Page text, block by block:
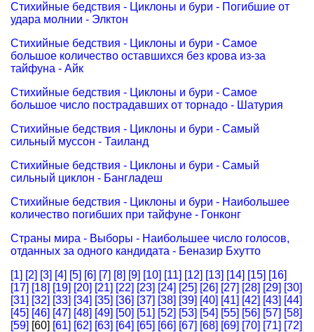
Стихийные бедствия - Циклоны и бури - Погибшие от
удара молнии - Элктон
Стихийные бедствия - Циклоны и бури - Самое
большое количество оставшихся без крова из-за
тайфуна - Айк
Стихийные бедствия - Циклоны и бури - Самое
большое число пострадавших от торнадо - Шатурия
Стихийные бедствия - Циклоны и бури - Самый
сильный муссон - Таиланд
Стихийные бедствия - Циклоны и бури - Самый
сильный циклон - Бангладеш
Стихийные бедствия - Циклоны и бури - Наибольшее
количество погибших при тайфуне - Гонконг
Страны мира - Выборы - Наибольшее число голосов,
отданных за одного кандидата - Беназир Бхутто
[1] [2] [3] [4] [5] [6] [7] [8] [9] [10] [11] [12] [13] [14] [15] [16]
[17] [18] [19] [20] [21] [22] [23] [24] [25] [26] [27] [28] [29] [30]
[31] [32] [33] [34] [35] [36] [37] [38] [39] [40] [41] [42] [43] [44]
[45] [46] [47] [48] [49] [50] [51] [52] [53] [54] [55] [56] [57] [58]
[59] [60] [61] [62] [63] [64] [65] [66] [67] [68] [69] [70] [71] [72]